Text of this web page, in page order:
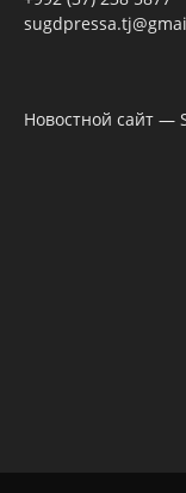
Новостной сайт —